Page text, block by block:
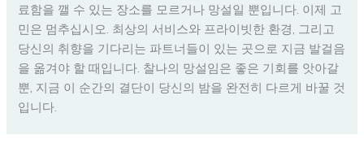
료함을 깰 수 있는 장소를 모르거나 망설일 뿐입니다. 이제 고
민은 멈추십시오. 최상의 서비스와 프라이빗한 환경, 그리고
당신의 취향을 기다리는 파트너들이 있는 곳으로 지금 발걸음
을 옮겨야 할 때입니다. 찰나의 망설임은 좋은 기회를 앗아갈
뿐, 지금 이 순간의 결단이 당신의 밤을 완전히 다르게 바꿀 것
입니다.